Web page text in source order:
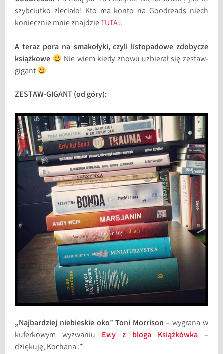
szybciutko zleciało! Kto ma konto na Goodreads niech
koniecznie mnie znajdzieTUTAJ.
A teraz pora na smakołyki, czyli listopadowe zdobycze
książkowe
Nie wiem kiedy znowu uzbierał się zestaw-
gigant
ZESTAW-GIGANT (od góry):
„Najbardziej niebieskie oko” Toni Morrison – wygrana w
kuferkowym wyzwaniu Ewy z bloga Książkówka –
dziękuję, Kochana :*